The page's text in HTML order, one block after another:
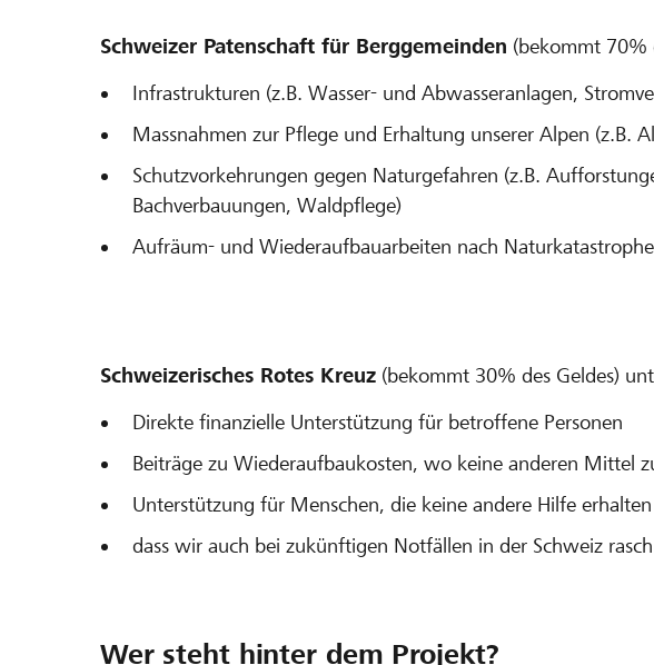
Schweizer Patenschaft für Berggemeinden (bekommt 70%
Infrastrukturen (z.B. Wasser- und Abwasseranlagen,
Massnahmen zur Pflege und Erhaltung unserer Alpen (z.B.
Schutzvorkehrungen gegen Naturgefahren (z.B.
Bachverbauungen, Waldpflege)
Aufräum- und Wiederaufbauarbeiten nach
Schweizerisches Rotes Kreuz (bekommt 30% des Geldes)
Direkte finanzielle Unterstützung für betroffene Personen
Beiträge zu Wiederaufbaukosten, wo keine anderen Mittel
Unterstützung für Menschen, die keine andere Hilfe erhalten
dass wir auch bei zukünftigen Notfällen in der Schweiz
Wer steht hinter dem Projekt?